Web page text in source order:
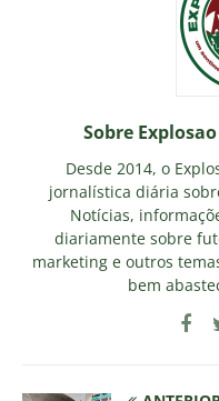
Sobre
Desde 2014, o
jornalística diária
Notícias,
diariamente sobre
marketing e outros
bem